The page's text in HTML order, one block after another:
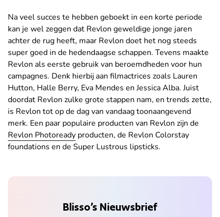
Na veel succes te hebben geboekt in een korte periode
kan je wel zeggen dat Revlon geweldige jonge jaren
achter de rug heeft, maar Revlon doet het nog steeds
super goed in de hedendaagse schappen. Tevens maakte
Revlon als eerste gebruik van beroemdheden voor hun
campagnes. Denk hierbij aan filmactrices zoals Lauren
Hutton, Halle Berry, Eva Mendes en Jessica Alba. Juist
doordat Revlon zulke grote stappen nam, en trends zette,
is Revlon tot op de dag van vandaag toonaangevend
merk. Een paar populaire producten van Revlon zijn de
Revlon Photoready producten, de Revlon Colorstay
foundations en de Super Lustrous lipsticks.
Blisso’s Nieuwsbrief